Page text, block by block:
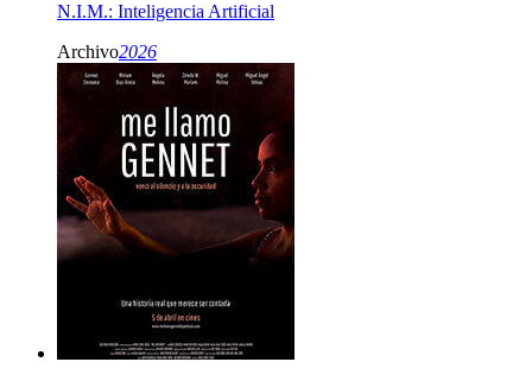
N.I.M.: Inteligencia Artificial
Archivo2026